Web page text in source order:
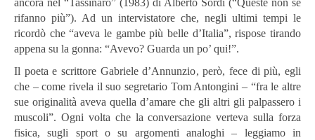
ancora nel “Tassinaro” (1983) di Alberto Sordi (“Queste non se
rifanno più”). Ad un intervistatore che, negli ultimi tempi le
ricordò che “aveva le gambe più belle d’Italia”, rispose tirando
appena su la gonna: “Avevo? Guarda un po’ qui!”.
Il poeta e scrittore Gabriele d’Annunzio, però, fece di più, egli
che – come rivela il suo segretario Tom Antongini – “fra le altre
sue originalità aveva quella d’amare che gli altri gli palpassero i
muscoli”. Ogni volta che la conversazione verteva sulla forza
fisica, sugli sport o su argomenti analoghi – leggiamo in